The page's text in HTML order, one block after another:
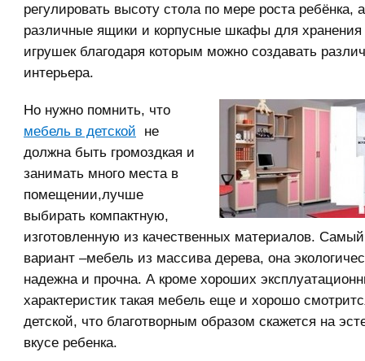
регулировать высоту стола по мере роста ребёнка,
различные ящики и корпусные шкафы для
игрушек благодаря которым можно создавать
интерьера.
Но нужно помнить, что
мебель в детской не
должна быть громоздкая и
занимать много места в
помещении,лучше
выбирать компактную,
изготовленную из качественных материалов.
вариант –мебель из массива дерева, она
надежна и прочна. А кроме хороших
характеристик такая мебель еще и хорошо
детской, что благотворным образом скажется на
вкусе ребенка.